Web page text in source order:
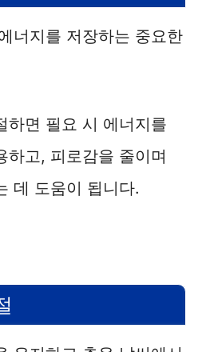
너지를 저장하는 중요한
하면 필요 시 에너지를
하고, 피로감을 줄이며
데 도움이 됩니다.